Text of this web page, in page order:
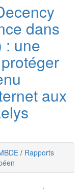
dans
: une
aux
/ Rapports